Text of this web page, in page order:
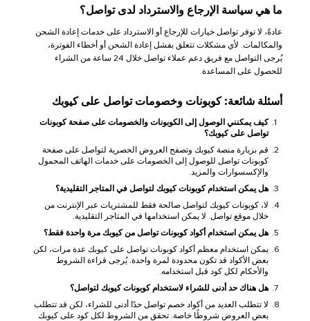
ما هي سياسة الإرجاع والاسترداد لدى تواصل؟
عادةً، لا توفر تواصل خيارات للإرجاع أو الاسترداد على خدمات إعادة الشحن
والمكالمات. لأي مشكلات تتعلق بفشل إعادة الشحن أو أخطاء الفوترة،
يُرجى التواصل مع فريق دعم عملاء تواصل خلال 24 ساعة من الشراء
للحصول على المساعدة.
أسئلة شائعة: كوبونات وخصومات تواصل على كيوبك
كيف يمكنني الوصول إلى الكوبونات والخصومات على صفحة كوبونات
تواصل على كيوبك؟
قم بزيارة منصة كيوبك وتصفح العروض الحصرية لتواصل على صفحة
كوبونات تواصل للوصول إلى الخصومات على خدمات الهاتف المحمول
والإكسسوارات والمزيد.
هل يمكن استخدام كوبونات كيوبك لتواصل في المتاجر التقليدية؟
لا، كوبونات كيوبك لتواصل صالحة فقط للمشتريات عبر الإنترنت من
خلال موقع تواصل. لا يمكن استخدامها في المتاجر التقليدية.
هل يمكن استخدام أكواد كوبونات تواصل من كيوبك مرة واحدة فقط؟
يمكن استخدام معظم أكواد كوبونات تواصل على كيوبك عدة مرات، لكن
بعض الأكواد قد تكون محدودة لمرة واحدة. يُرجى قراءة الشروط
والأحكام لكل كود قبل استخدامه.
هل هناك حد أدنى للشراء لاستخدام كوبونات كيوبك لتواصل؟
لا تتطلب العديد من أكواد خصم تواصل حدًا أدنى للشراء، لكن قد تتطلب
بعض العروض شروطًا خاصة. تحقق من الشروط لكل كود على كيوبك